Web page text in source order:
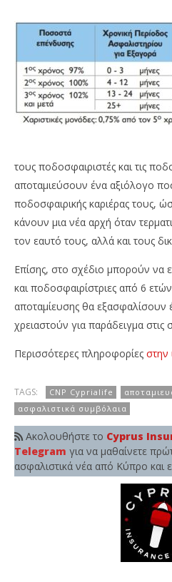
Cyprus
Insurance
News
τους ποδοσφαιριστές και τις
αποταμιεύσουν ένα αξιόλογο
ποδοσφαιρικής καριέρας τους,
κάνουν μια νέα αρχή όταν
τον εαυτό τους, αλλά και τους
Επίσης, στο σχέδιο μπορούν να
και ποδοσφαιρίστριες από 6
αποταμίευσης θα εξασφαλίσουν
χρειαστούν για παράδειγμα στις
Περισσότερες πληροφορίες στην
TAGS: CNP Cyprialife
ασφαλιστικά συμβόλαια
Ακολουθήστε το Cyprus
Telegram για να μαθαίνετε
ασφαλιστικά νέα από Κύπρο και